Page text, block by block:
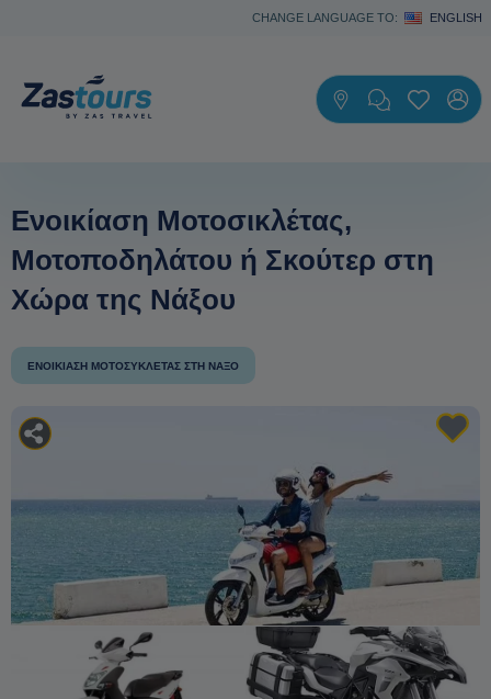
CHANGE LANGUAGE TO: ENGLISH
Ενοικίαση Μοτοσικλέτας,
Μοτοποδηλάτου ή Σκούτερ στη
Χώρα της Νάξου
ΕΝΟΙΚΊΑΣΗ ΜΟΤΟΣΥΚΛΈΤΑΣ ΣΤΗ ΝΆΞΟ